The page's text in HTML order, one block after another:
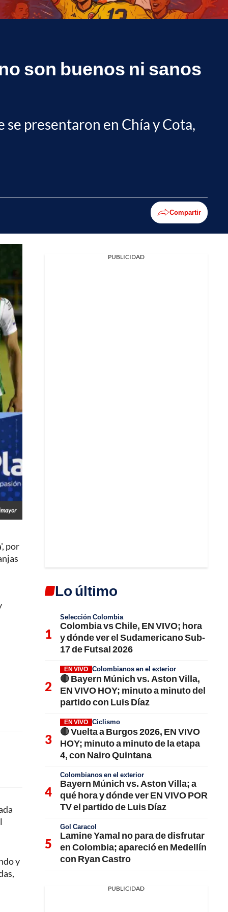
son buenos ni sanos
presentaron en Chía y Cota,
Compartir
por
y
PUBLICIDAD
Lo último
Selección Colombia
Colombia vs Chile, EN VIVO; hora
y dónde ver el Sudamericano Sub-
17 de Futsal 2026
EN VIVO Colombianos en el exterior
🔴 Bayern Múnich vs. Aston Villa,
EN VIVO HOY; minuto a minuto del
partido con Luis Díaz
EN VIVO Ciclismo
🔴 Vuelta a Burgos 2026, EN VIVO
HOY; minuto a minuto de la etapa
4, con Nairo Quintana
Colombianos en el exterior
Bayern Múnich vs. Aston Villa; a
qué hora y dónde ver EN VIVO POR
TV el partido de Luis Díaz
Gol Caracol
Lamine Yamal no para de disfrutar
en Colombia; apareció en Medellín
con Ryan Castro
PUBLICIDAD